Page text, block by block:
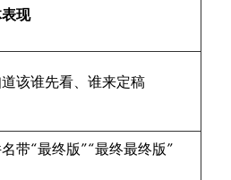
现
该谁先看、谁来定稿
带“最终版”“最终最终版”